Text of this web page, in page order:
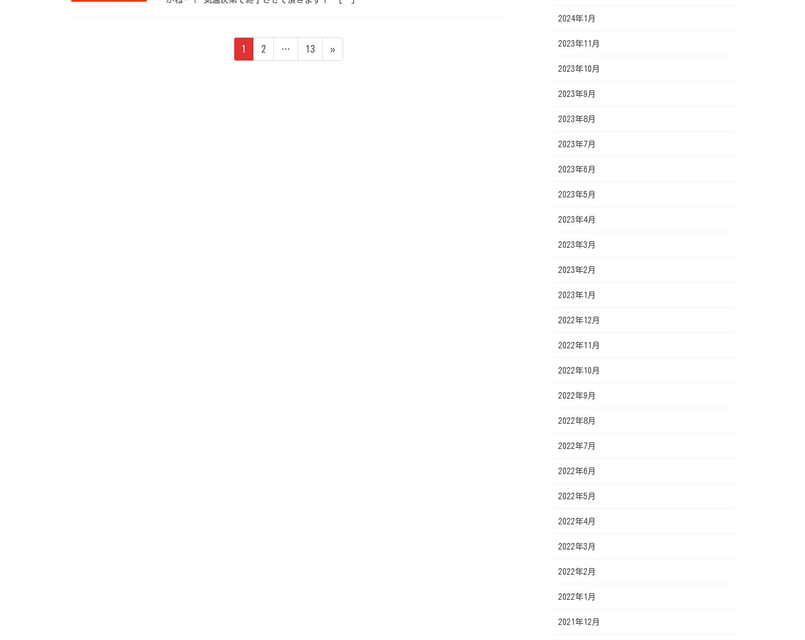
ペ
ー
1
ペ
ー
2 …
ペ
ー
13 »
2024年1月
2023年11月
2023年10月
2023年9月
2023年8月
2023年7月
2023年6月
2023年5月
2023年4月
2023年3月
2023年2月
2023年1月
2022年12月
2022年11月
2022年10月
2022年9月
2022年8月
2022年7月
2022年6月
2022年5月
2022年4月
2022年3月
2022年2月
2022年1月
2021年12月